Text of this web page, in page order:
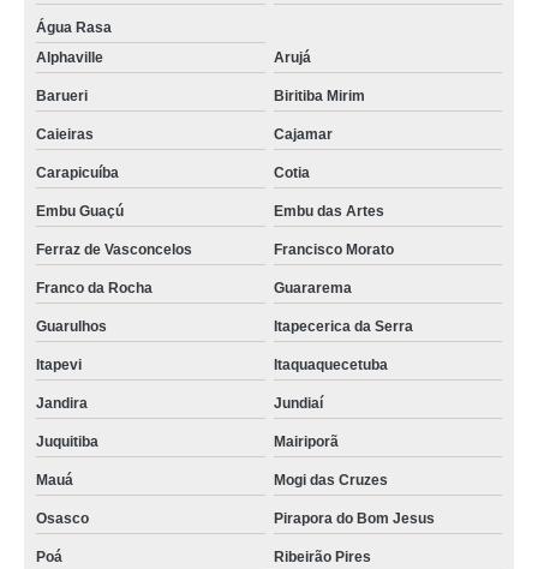
Água Rasa
Alphaville
Arujá
Barueri Biritiba Mirim
Caieiras Cajamar
Carapicuíba Cotia
Embu Guaçú Embu das Artes
Ferraz de Vasconcelos Francisco Morato
Franco da Rocha Guararema
Guarulhos Itapecerica da Serra
Itapevi Itaquaquecetuba
Jandira Jundiaí
Juquitiba Mairiporã
Mauá Mogi das Cruzes
Osasco Pirapora do Bom Jesus
Poá Ribeirão Pires